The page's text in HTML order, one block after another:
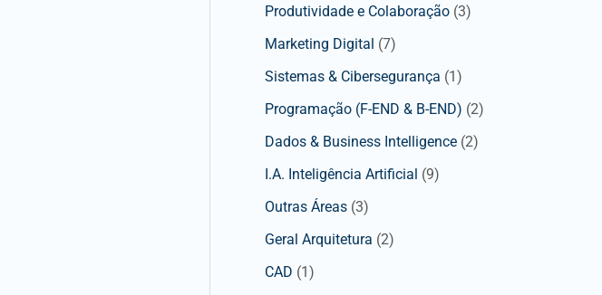
Produtividade e Colaboração (3)
Marketing Digital (7)
Sistemas & Cibersegurança (1)
Programação (F-END & B-END) (2)
Dados & Business Intelligence (2)
I.A. Inteligência Artificial (9)
Outras Áreas (3)
Geral Arquitetura (2)
CAD (1)